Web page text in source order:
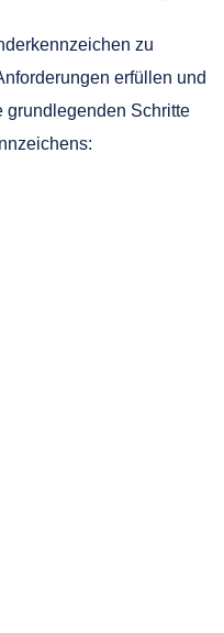
zu
erfüllen und
grundlegenden Schritte